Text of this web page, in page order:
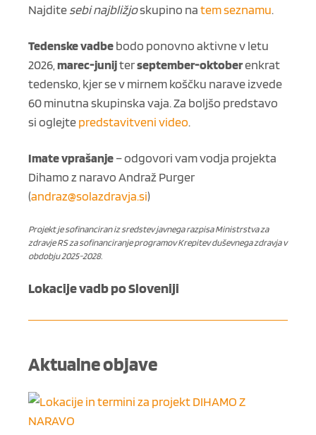
Najditesebi najbližjoskupino natem seznamu.
Tedenske vadbebodo ponovno aktivne v letu
2026, marec-junijterseptember-oktoberenkrat
tedensko, kjer se v mirnem koščku narave izvede
60 minutna skupinska vaja. Za boljšo predstavo
si oglejtepredstavitveni video.
Imate vprašanje– odgovori vam vodja projekta
Dihamo z naravo Andraž Purger
(andraz@solazdravja.si)
Projekt je sofinanciran iz sredstev javnega razpisa Ministrstva za
zdravje RS za sofinanciranje programov Krepitev duševnega zdravja v
obdobju 2025-2028.
Lokacije vadb po Sloveniji
Aktualne objave